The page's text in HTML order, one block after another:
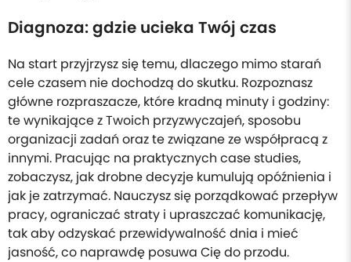
Diagnoza: gdzie ucieka Twój czas
Na start przyjrzysz się temu, dlaczego mimo starań
cele czasem nie dochodzą do skutku. Rozpoznasz
główne rozpraszacze, które kradną minuty i godziny:
te wynikające z Twoich przyzwyczajeń, sposobu
organizacji zadań oraz te związane ze współpracą z
innymi. Pracując na praktycznych case studies,
zobaczysz, jak drobne decyzje kumulują opóźnienia i
jak je zatrzymać. Nauczysz się porządkować przepływ
pracy, ograniczać straty i upraszczać komunikację,
tak aby odzyskać przewidywalność dnia i mieć
jasność, co naprawdę posuwa Cię do przodu.